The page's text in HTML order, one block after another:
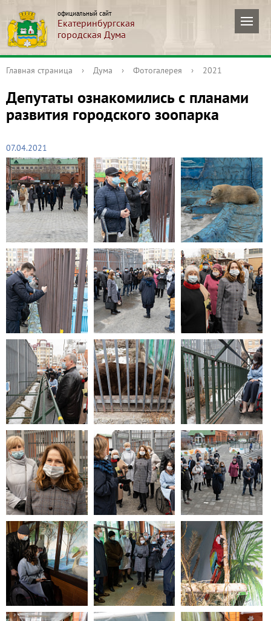
официальный сайт
Екатеринбургская
городская Дума
Главная страница › Дума › Фотогалерея › 2021
Депутаты ознакомились с планами
развития городского зоопарка
07.04.2021